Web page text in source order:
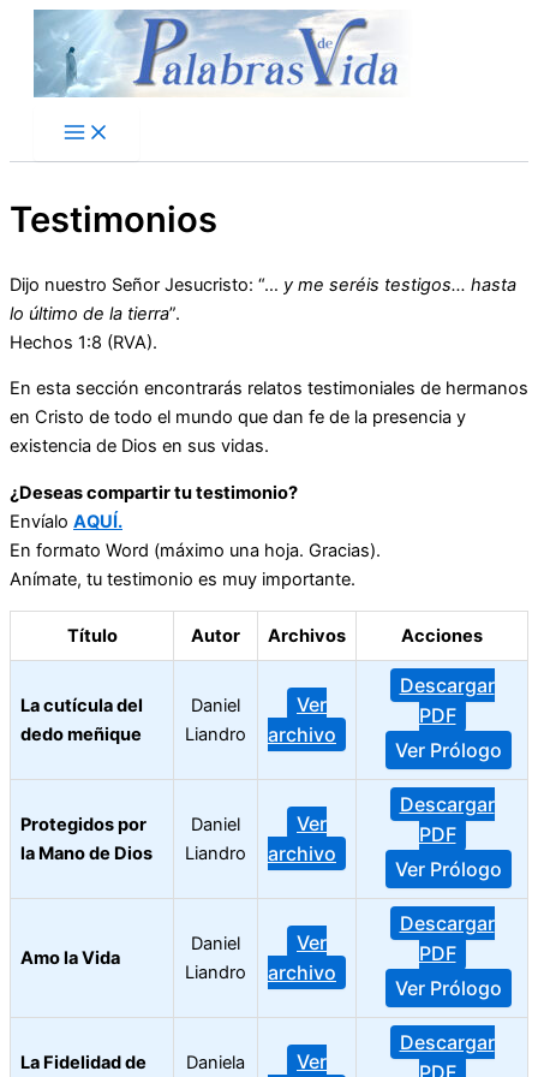
contenido
Testimonios
Dijo nuestro Señor Jesucristo: “… y me seréis testigos… hasta
lo último de la tierra”.
Hechos 1:8 (RVA).
En esta sección encontrarás relatos testimoniales de hermanos
en Cristo de todo el mundo que dan fe de la presencia y
existencia de Dios en sus vidas.
¿Deseas compartir tu testimonio?
Envíalo AQUÍ.
En formato Word (máximo una hoja. Gracias).
Anímate, tu testimonio es muy importante.
Título Autor Archivos Acciones
La cutícula del
dedo meñique
Daniel
Liandro
Ver
archivo
Descargar
PDF
Ver Prólogo
Protegidos por
la Mano de Dios
Daniel
Liandro
Ver
archivo
Descargar
PDF
Ver Prólogo
Amo la Vida
Daniel
Liandro
Ver
archivo
Descargar
PDF
Ver Prólogo
La Fidelidad de Daniela Ver
Descargar